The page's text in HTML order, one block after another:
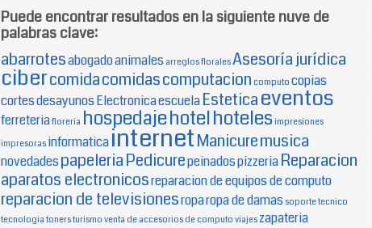
Puede encontrar resultados en la siguiente nuve de
palabras clave:
abarrotesabogadoanimales arreglos floralesAsesoría jurídica
cibercomidacomidascomputacion computo copias
cortesdesayunosElectronicaescuelaEsteticaeventos
ferreteriafloreria hospedajehotelhotelesimpresiones
impresoras informaticainternetManicuremusica
novedadespapeleriaPedicurepeinadospizzeriaReparacion
aparatos electronicosreparacion de equipos de computo
reparacion de televisionesroparopa de damas soporte tecnico
tecnologia tonersturismo venta de accesorios de computo viajeszapateria